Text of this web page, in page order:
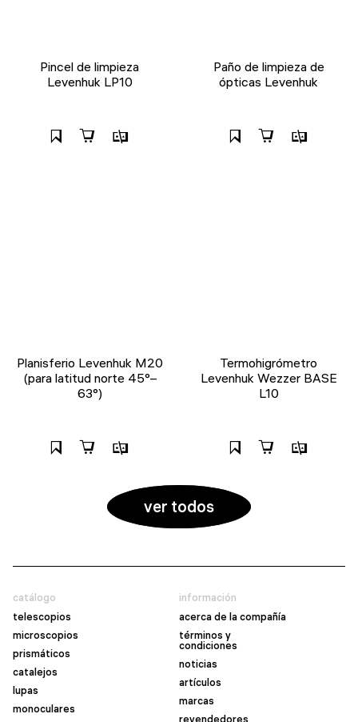
Pincel de limpieza
Levenhuk LP10
Paño de limpieza de
ópticas Levenhuk
Planisferio Levenhuk M20
(para latitud norte 45°–
63°)
Termohigrómetro
Levenhuk Wezzer BASE
L10
ver todos
catálogo
telescopios
microscopios
prismáticos
catalejos
lupas
monoculares
información
acerca de la compañía
términos y
condiciones
noticias
artículos
marcas
revendedores